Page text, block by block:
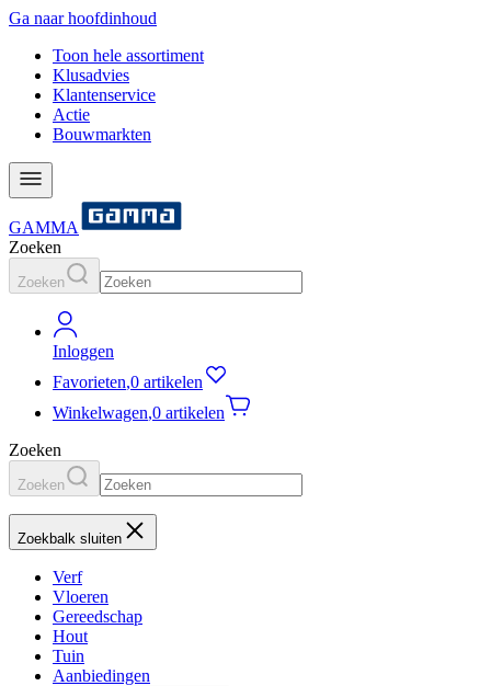
Ga naar hoofdinhoud
Toon hele assortiment
Klusadvies
Klantenservice
Actie
Bouwmarkten
GAMMA
Zoeken
Zoeken
Inloggen
Favorieten,0 artikelen
Winkelwagen,0 artikelen
Zoeken
Zoeken
Zoekbalk sluiten
Verf
Vloeren
Gereedschap
Hout
Tuin
Aanbiedingen